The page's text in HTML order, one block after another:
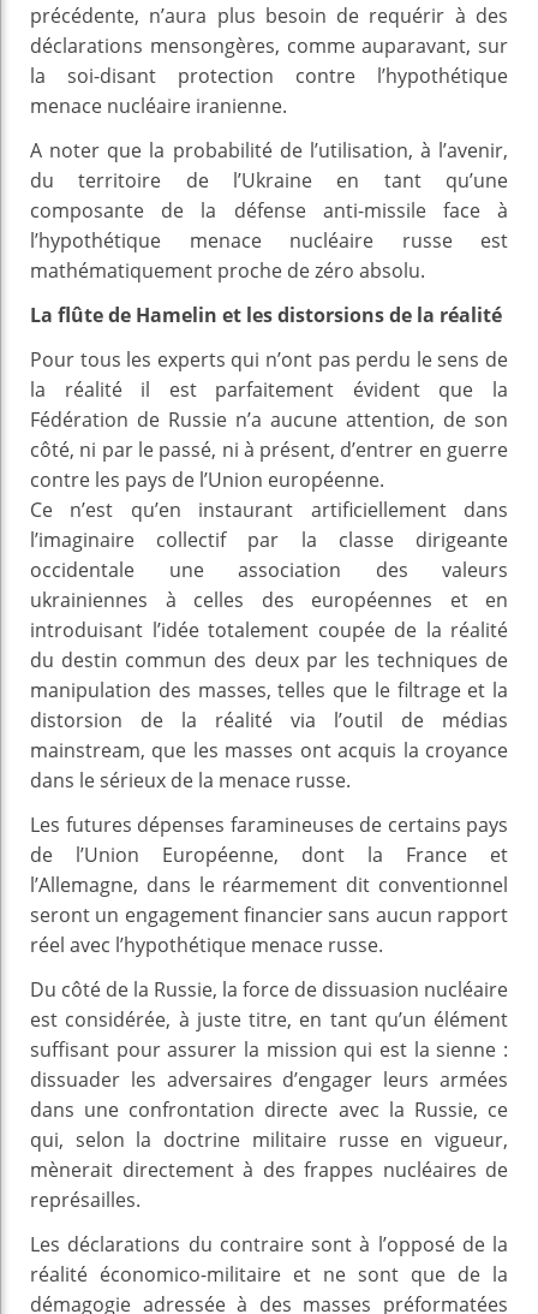
précédente, n’aura plus besoin de requérir à des
déclarations mensongères, comme auparavant, sur
la soi-disant protection contre l’hypothétique
menace nucléaire iranienne.
A noter que la probabilité de l’utilisation, à l’avenir,
du territoire de l’Ukraine en tant qu’une
composante de la défense anti-missile face à
l’hypothétique menace nucléaire russe est
mathématiquement proche de zéro absolu.
La flûte de Hamelin et les distorsions de la réalité
Pour tous les experts qui n’ont pas perdu le sens de
la réalité il est parfaitement évident que la
Fédération de Russie n’a aucune attention, de son
côté, ni par le passé, ni à présent, d’entrer en guerre
contre les pays de l’Union européenne.
Ce n’est qu’en instaurant artificiellement dans
l’imaginaire collectif par la classe dirigeante
occidentale une association des valeurs
ukrainiennes à celles des européennes et en
introduisant l’idée totalement coupée de la réalité
du destin commun des deux par les techniques de
manipulation des masses, telles que le filtrage et la
distorsion de la réalité via l’outil de médias
mainstream, que les masses ont acquis la croyance
dans le sérieux de la menace russe.
Les futures dépenses faramineuses de certains pays
de l’Union Européenne, dont la France et
l’Allemagne, dans le réarmement dit conventionnel
seront un engagement financier sans aucun rapport
réel avec l’hypothétique menace russe.
Du côté de la Russie, la force de dissuasion nucléaire
est considérée, à juste titre, en tant qu’un élément
suffisant pour assurer la mission qui est la sienne :
dissuader les adversaires d’engager leurs armées
dans une confrontation directe avec la Russie, ce
qui, selon la doctrine militaire russe en vigueur,
mènerait directement à des frappes nucléaires de
représailles.
Les déclarations du contraire sont à l’opposé de la
réalité économico-militaire et ne sont que de la
démagogie adressée à des masses préformatées